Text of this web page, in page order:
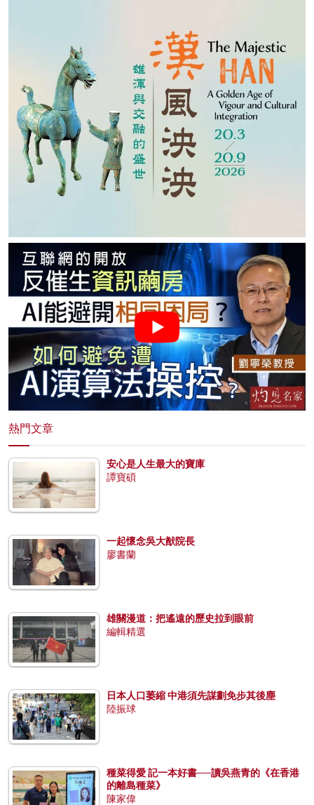
熱門文章
安心是人生最大的寶庫
譚寶碩
一起懷念吳大猷院長
廖書蘭
雄關漫道：把遙遠的歷史拉到眼前
編輯精選
日本人口萎縮 中港須先謀劃免步其後塵
陸振球
種菜得愛 記一本好書──讀吳燕青的《在香港
的離島種菜》
陳家偉